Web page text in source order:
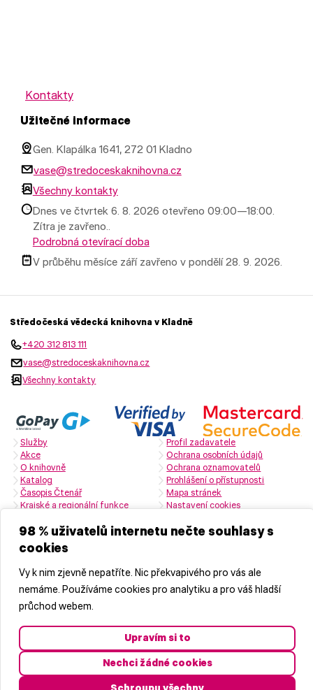
98 % uživatelů internetu nečte souhlasy s
cookies
Vy k nim zjevně nepatříte. Nic překvapivého pro vás ale
nemáme. Používáme cookies pro analytiku a pro váš hladší
průchod webem.
Upravím si to
Nechci žádné cookies
Kontakty
Užitečné informace
Gen. Klapálka 1641, 272 01 Kladno
vase@stredoceskaknihovna.cz
Všechny kontakty
Dnes ve čtvrtek 6. 8. 2026 otevřeno 09:00—18:00.
Zítra je zavřeno..
Podrobná otevírací doba
V průběhu měsíce září zavřeno v pondělí 28. 9. 2026.
Středočeská vědecká knihovna v Kladně
+420 312 813 111
vase@stredoceskaknihovna.cz
Všechny kontakty
Služby
Akce
O knihovně
Katalog
Časopis Čtenář
Krajské a regionální funkce
Profil zadavatele
Ochrana osobních údajů
Ochrana oznamovatelů
Prohlášení o přístupnosti
Mapa stránek
Nastavení cookies
Naši partneři
© 2026 Středočeská vědecká knihovna v Kladně, příspěvková
organizace